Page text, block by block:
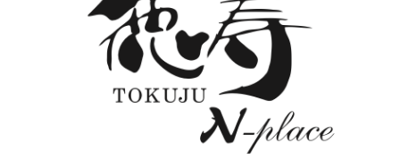
Physical care floor
フィジカルケアフロア
営業時間 10:00 ~ 23:00